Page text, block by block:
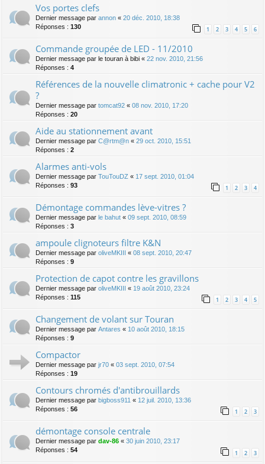
Vos portes clefs
Dernier message par annon « 20 déc. 2010, 18:38
Réponses : 130 1 2 3 4 5 6
Commande groupée de LED - 11/2010
Dernier message par le touran à bibi « 22 nov. 2010, 21:56
Réponses : 4
Références de la nouvelle climatronic + cache pour V2
?
Dernier message par tomcat92 « 08 nov. 2010, 17:20
Réponses : 20
Aide au stationnement avant
Dernier message par C@rtm@n « 29 oct. 2010, 15:51
Réponses : 2
Alarmes anti-vols
Dernier message par TouTouDZ « 17 sept. 2010, 01:04
Réponses : 93 1 2 3 4
Démontage commandes lève-vitres ?
Dernier message par le bahut « 09 sept. 2010, 08:59
Réponses : 3
ampoule clignoteurs filtre K&N
Dernier message par oliveMKIII « 08 sept. 2010, 20:47
Réponses : 9
Protection de capot contre les gravillons
Dernier message par oliveMKIII « 19 août 2010, 23:24
Réponses : 115 1 2 3 4 5
Changement de volant sur Touran
Dernier message par Antares « 10 août 2010, 18:15
Réponses : 9
Compactor
Dernier message par jr70 « 03 sept. 2010, 07:54
Réponses : 19
Contours chromés d'antibrouillards
Dernier message par bigboss911 « 12 juil. 2010, 13:36
Réponses : 56 1 2 3
démontage console centrale
Dernier message par dav-86 « 30 juin 2010, 23:17
Réponses : 54 1 2 3